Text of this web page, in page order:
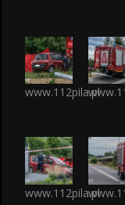
www.112pila.pl
www.112pila.pl